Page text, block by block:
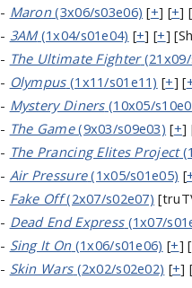
- Maron(3x06/s03e06) [+] [+] [
- 3AM(1x04/s01e04) [+] [+]
- The Ultimate Fighter(21x09/
- Olympus(1x11/s01e11) [+] [
- Mystery Diners(10x05/
- The Game(9x03/s09e03) [+]
- The Prancing Elites Project
- Air Pressure(1x05/s01e05) [
- Fake Off(2x07/s02e07)
- Dead End Express(1x07/
- Sing It On(1x06/s01e06) [+]
- Skin Wars(2x02/s02e02) [+]